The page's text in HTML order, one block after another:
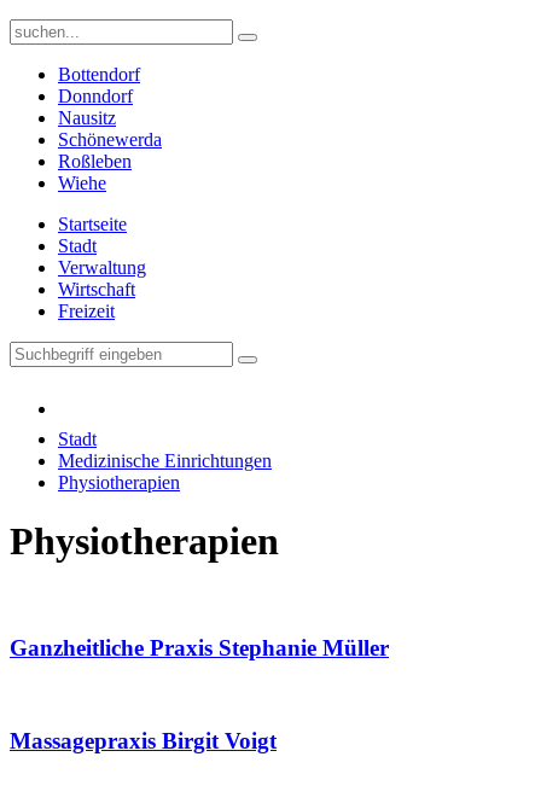
Bottendorf
Donndorf
Nausitz
Schönewerda
Roßleben
Wiehe
Startseite
Stadt
Verwaltung
Wirtschaft
Freizeit
Stadt
Medizinische Einrichtungen
Physiotherapien
Physiotherapien
Ganzheitliche Praxis Stephanie Müller
Massagepraxis Birgit Voigt